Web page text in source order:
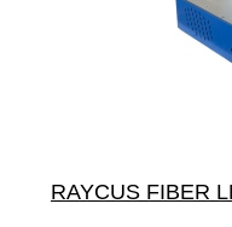
RAYCUS FIBER